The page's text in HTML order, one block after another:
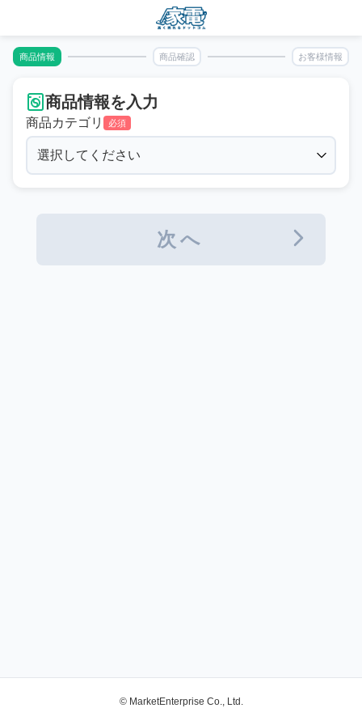
商品情報 商品確認 お客様情報
商品情報を入力
商品カテゴリ 必須
次へ
© MarketEnterprise Co., Ltd.